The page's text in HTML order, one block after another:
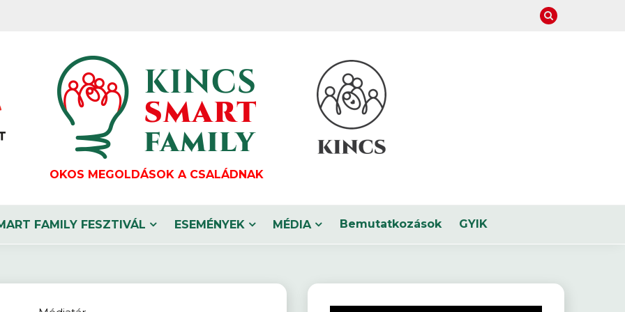
OKOS MEGOLDÁSOK A CSALÁDNAK
FAMILY FESZTIVÁL ESEMÉNYEK MÉDIA Bemutatkozások GYIK